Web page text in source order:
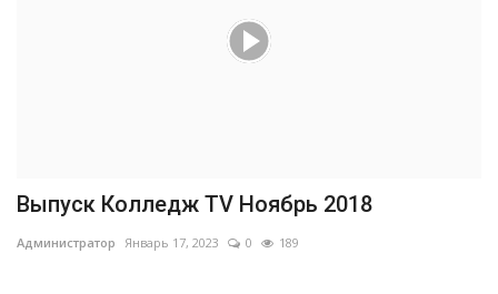
Выпуск Колледж TV Ноябрь 2018
Администратор Январь 17, 2023 0 189